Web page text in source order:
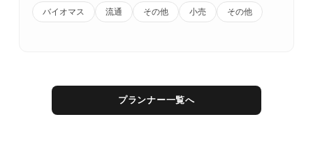
バイオマス 流通 その他 小売 その他
プランナー一覧へ